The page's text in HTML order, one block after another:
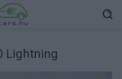
Lightning